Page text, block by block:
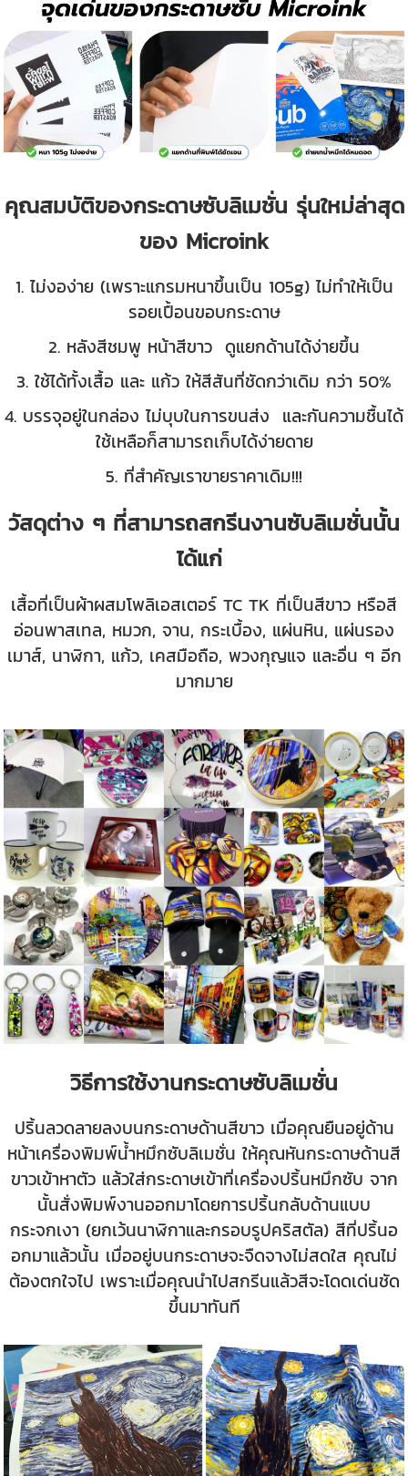
คุณสมบัติของกระดาษซับลิเมชั่น รุ่นใหม่ล่าสุด
ของ Microink
1. ไม่งอง่าย (เพราะแกรมหนาขึ้นเป็น 105g) ไม่ทำให้เป็น
รอยเปื้อนขอบกระดาษ
2. หลังสีชมพู หน้าสีขาว ดูแยกด้านได้ง่ายขึ้น
3. ใช้ได้ทั้งเสื้อ และ แก้ว ให้สีสันที่ชัดกว่าเดิม กว่า 50%
4. บรรจุอยู่ในกล่อง ไม่บุบในการขนส่ง และกันความชื้นได้
ใช้เหลือก็สามารถเก็บได้ง่ายดาย
5. ที่สำคัญเราขายราคาเดิม!!!
วัสดุต่าง ๆ ที่สามารถสกรีนงานซับลิเมชั่นนั้น
ได้แก่
เสื้อที่เป็นผ้าผสมโพลิเอสเตอร์ TC TK ที่เป็นสีขาว หรือสี
อ่อนพาสเทล, หมวก, จาน, กระเบื้อง, แผ่นหิน, แผ่นรอง
เมาส์, นาฬิกา, แก้ว, เคสมือถือ, พวงกุญแจ และอื่น ๆ อีก
มากมาย
วิธีการใช้งานกระดาษซับลิเมชั่น
ปริ้นลวดลายลงบนกระดาษด้านสีขาว เมื่อคุณยืนอยู่ด้าน
หน้าเครื่องพิมพ์น้ำหมึกซับลิเมชั่น ให้คุณหันกระดาษด้านสี
ขาวเข้าหาตัว แล้วใส่กระดาษเข้าที่เครื่องปริ้นหมึกซับ จาก
นั้นสั่งพิมพ์งานออกมาโดยการปริ้นกลับด้านแบบ
กระจกเงา (ยกเว้นนาฬิกาและกรอบรูปคริสตัล) สีที่ปริ้นอ
อกมาแล้วนั้น เมื่ออยู่บนกระดาษจะจืดจางไม่สดใส คุณไม่
ต้องตกใจไป เพราะเมื่อคุณนำไปสกรีนแล้วสีจะโดดเด่นชัด
ขึ้นมาทันที